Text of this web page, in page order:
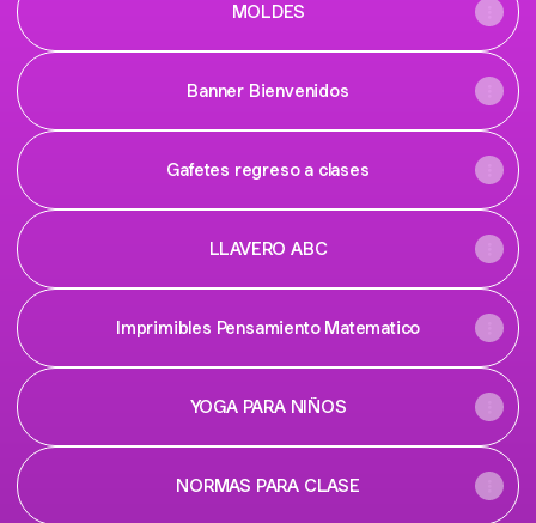
MOLDES
Banner Bienvenidos
Gafetes regreso a clases
LLAVERO ABC
Imprimibles Pensamiento Matematico
YOGA PARA NIÑOS
NORMAS PARA CLASE